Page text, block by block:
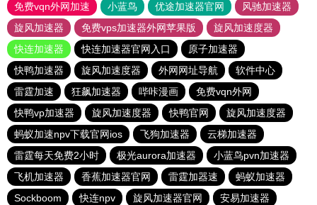
免费vqn外网加速
小蓝鸟 优途加速器官网
风驰加速器
旋风加速器
免费vps加速器外网苹果版
旋风加速度器
快连加速器
快连加速器官网入口
原子加速器
快鸭加速器
旋风加速度器 外网网址导航
软件中心
雷霆加速
狂飙加速器 哔咔漫画
免费vqn外网
快鸭vp加速器
旋风加速度器 快鸭官网
旋风加速度器
蚂蚁加速npv下载官网ios
飞狗加速器
云梯加速器
雷霆每天免费2小时
极光aurora加速器
小蓝鸟pvn加速器
飞机加速器
香蕉加速器官网 雷霆加器速
蚂蚁加速器
Sockboom
快连npv 旋风加速器官网 安易加速器